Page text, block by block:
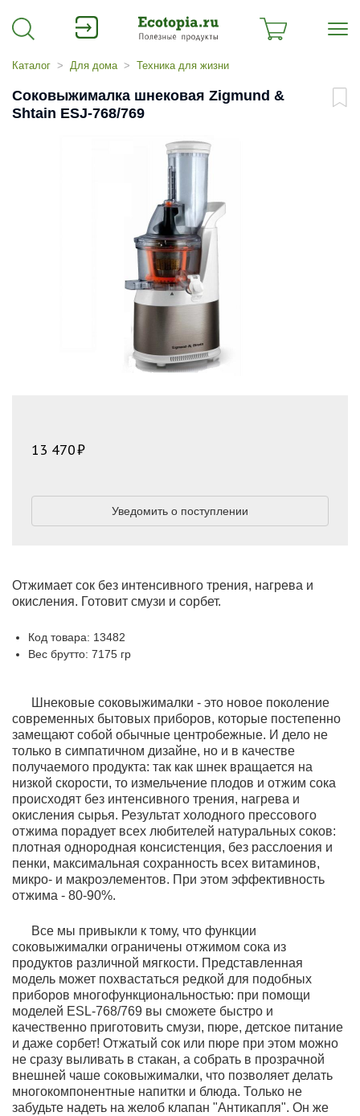
Каталог Для дома Техника для жизни
Соковыжималка шнековая Zigmund &
Shtain ESJ-768/769
Отжимает сок без интенсивного трения, нагрева и
окисления. Готовит смузи и сорбет.
Код товара: 13482
Вес брутто: 7175 гр
13 470
Уведомить о поступлении
Шнековые соковыжималки - это новое поколение
современных бытовых приборов, которые постепенно
замещают собой обычные центробежные. И дело не
только в симпатичном дизайне, но и в качестве
получаемого продукта: так как шнек вращается на
низкой скорости, то измельчение плодов и отжим сока
происходят без интенсивного трения, нагрева и
окисления сырья. Результат холодного прессового
отжима порадует всех любителей натуральных соков:
плотная однородная консистенция, без расслоения и
пенки, максимальная сохранность всех витаминов,
микро- и макроэлементов. При этом эффективность
отжима - 80-90%.
Все мы привыкли к тому, что функции
соковыжималки ограничены отжимом сока из
продуктов различной мягкости. Представленная
модель может похвастаться редкой для подобных
приборов многофункциональностью: при помощи
моделей ESL-768/769 вы сможете быстро и
качественно приготовить смузи, пюре, детское питание
и даже сорбет! Отжатый сок или пюре при этом можно
не сразу выливать в стакан, а собрать в прозрачной
внешней чаше соковыжималки, что позволяет делать
многокомпонентные напитки и блюда. Только не
забудьте надеть на желоб клапан "Антикапля". Он же